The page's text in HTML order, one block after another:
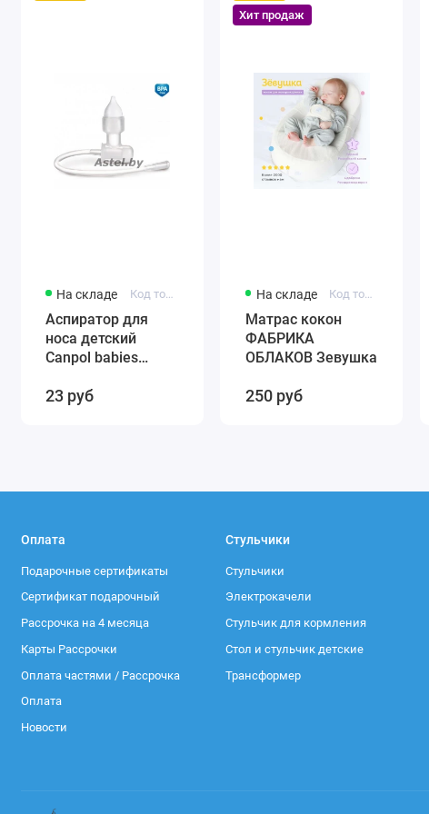
На складе Код товара: 56/007
Аспиратор для
носа детский
Canpol babies
56/007
23 руб
Хит продаж
На складе
Матрас кокон
ФАБРИКА
ОБЛАКОВ Зевушка
250 руб
Оплата
Подарочные сертификаты
Сертификат подарочный
Рассрочка на 4 месяца
Карты Рассрочки
Оплата частями / Рассрочка
Оплата
Новости
Стульчики
Стульчики
Электрокачели
Стульчик для кормления
Стол и стульчик детские
Трансформер